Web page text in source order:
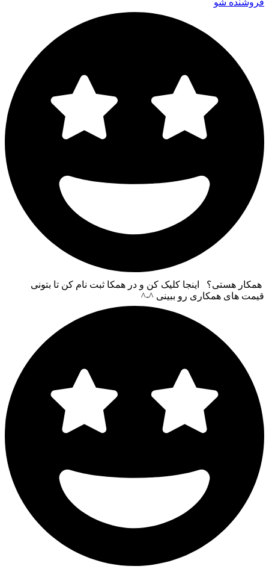
فروشنده شو
همکار هستی؟ اینجا کلیک کن و در همکا ثبت نام کن تا بتونی
قیمت های همکاری رو ببینی ^-^